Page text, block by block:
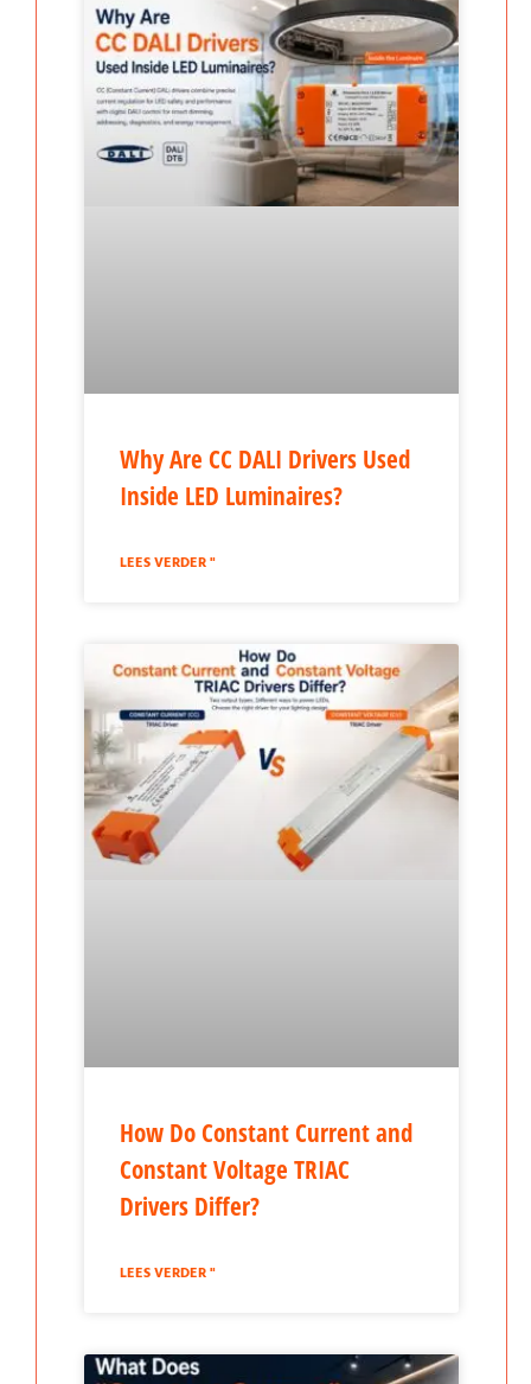
Why Are CC DALI Drivers Used
Inside LED Luminaires?
LEES VERDER "
How Do Constant Current and
Constant Voltage TRIAC
Drivers Differ?
LEES VERDER "